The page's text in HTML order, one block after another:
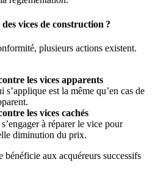
vices de construction ?
plusieurs actions existent.
les vices apparents
s’applique est la même qu’en cas de
les vices cachés
à réparer le vice pour
diminution du prix.
bénéficie aux acquéreurs successifs